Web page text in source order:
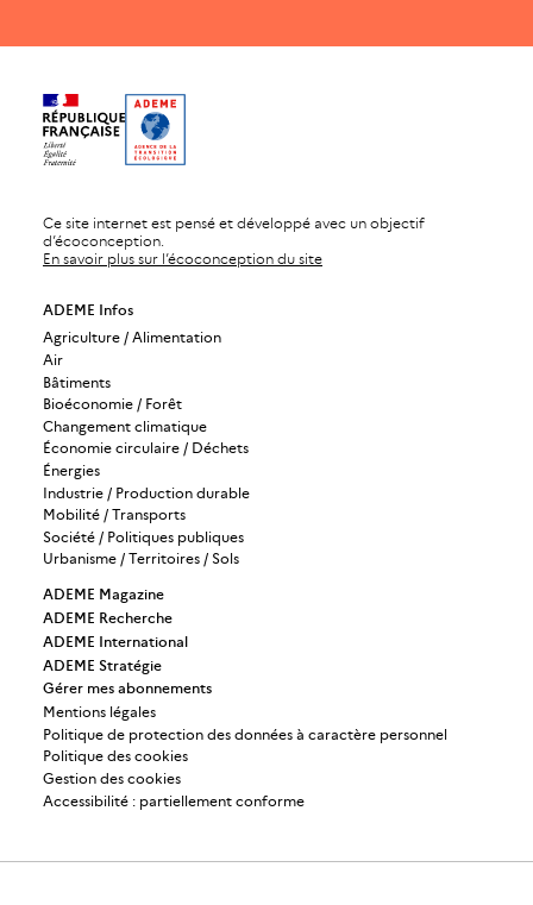
Ce site internet est pensé et développé avec un objectif
d’écoconception.
En savoir plus sur l’écoconception du site
ADEME Infos
Agriculture / Alimentation
Air
Bâtiments
Bioéconomie / Forêt
Changement climatique
Économie circulaire / Déchets
Énergies
Industrie / Production durable
Mobilité / Transports
Société / Politiques publiques
Urbanisme / Territoires / Sols
ADEME Magazine
ADEME Recherche
ADEME International
ADEME Stratégie
Gérer mes abonnements
Mentions légales
Politique de protection des données à caractère personnel
Politique des cookies
Gestion des cookies
Accessibilité : partiellement conforme